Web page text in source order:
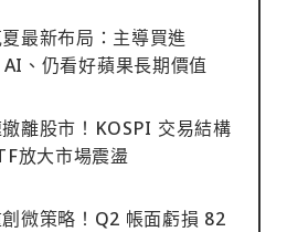
最新布局：主導買進
、仍看好蘋果長期價值
離股市！KOSPI 交易結構
放大市場震盪
微策略！Q2 帳面虧損 82